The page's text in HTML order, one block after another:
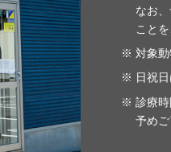
なお
こと
対象動
日祝
診療
予めご